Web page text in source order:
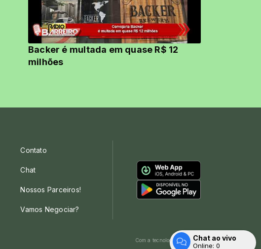
Backer é multada em quase R$ 12
milhões
Contato
Chat
Nossos Parceiros!
Vamos Negociar?
Com a tecnologia Chat ao vivo
Online: 0